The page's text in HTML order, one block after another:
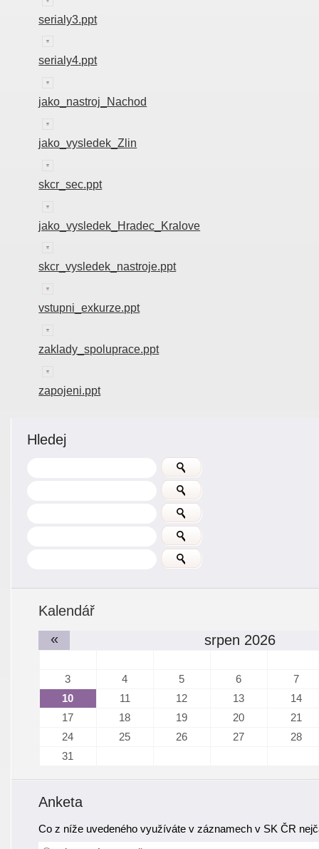
serialy3.ppt
serialy4.ppt
jako_nastroj_Nachod
jako_vysledek_Zlin
skcr_sec.ppt
jako_vysledek_Hradec_Kralove
skcr_vysledek_nastroje.ppt
vstupni_exkurze.ppt
zaklady_spoluprace.ppt
zapojeni.ppt
Hledej
Kalendář
«
srpen 2026
3 4 5 6
7
10
11 12 13
14
17
18 19 20
21
24
25 26 27
28
31
Anketa
Co z níže uvedeného využíváte v záznamech v SK ČR